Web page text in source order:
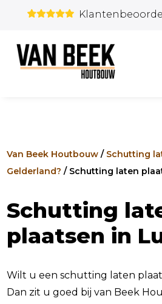
Van Beek Houtbouw / Schutting
Gelderland? / Schutting laten
Schutting
plaatsen in
Wilt u een schutting laten
Dan zit u goed bij van Beek